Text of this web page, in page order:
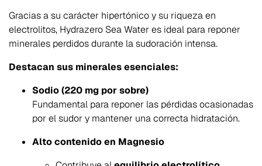
Gracias a su carácter hipertónico y su riqueza en
electrolitos, Hydrazero Sea Water es ideal para reponer
minerales perdidos durante la sudoración intensa.
Destacan sus minerales esenciales:
Sodio (220 mg por sobre)
Fundamental para reponer las pérdidas ocasionadas
por el sudor y mantener una correcta hidratación.
Alto contenido en Magnesio